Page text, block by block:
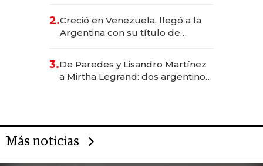
2.Creció en Venezuela, llegó a la
Argentina con su título de
las marcas "fast premium"
3.De Paredes y Lisandro Martínez
a Mirtha Legrand: dos argentinos
Más noticias